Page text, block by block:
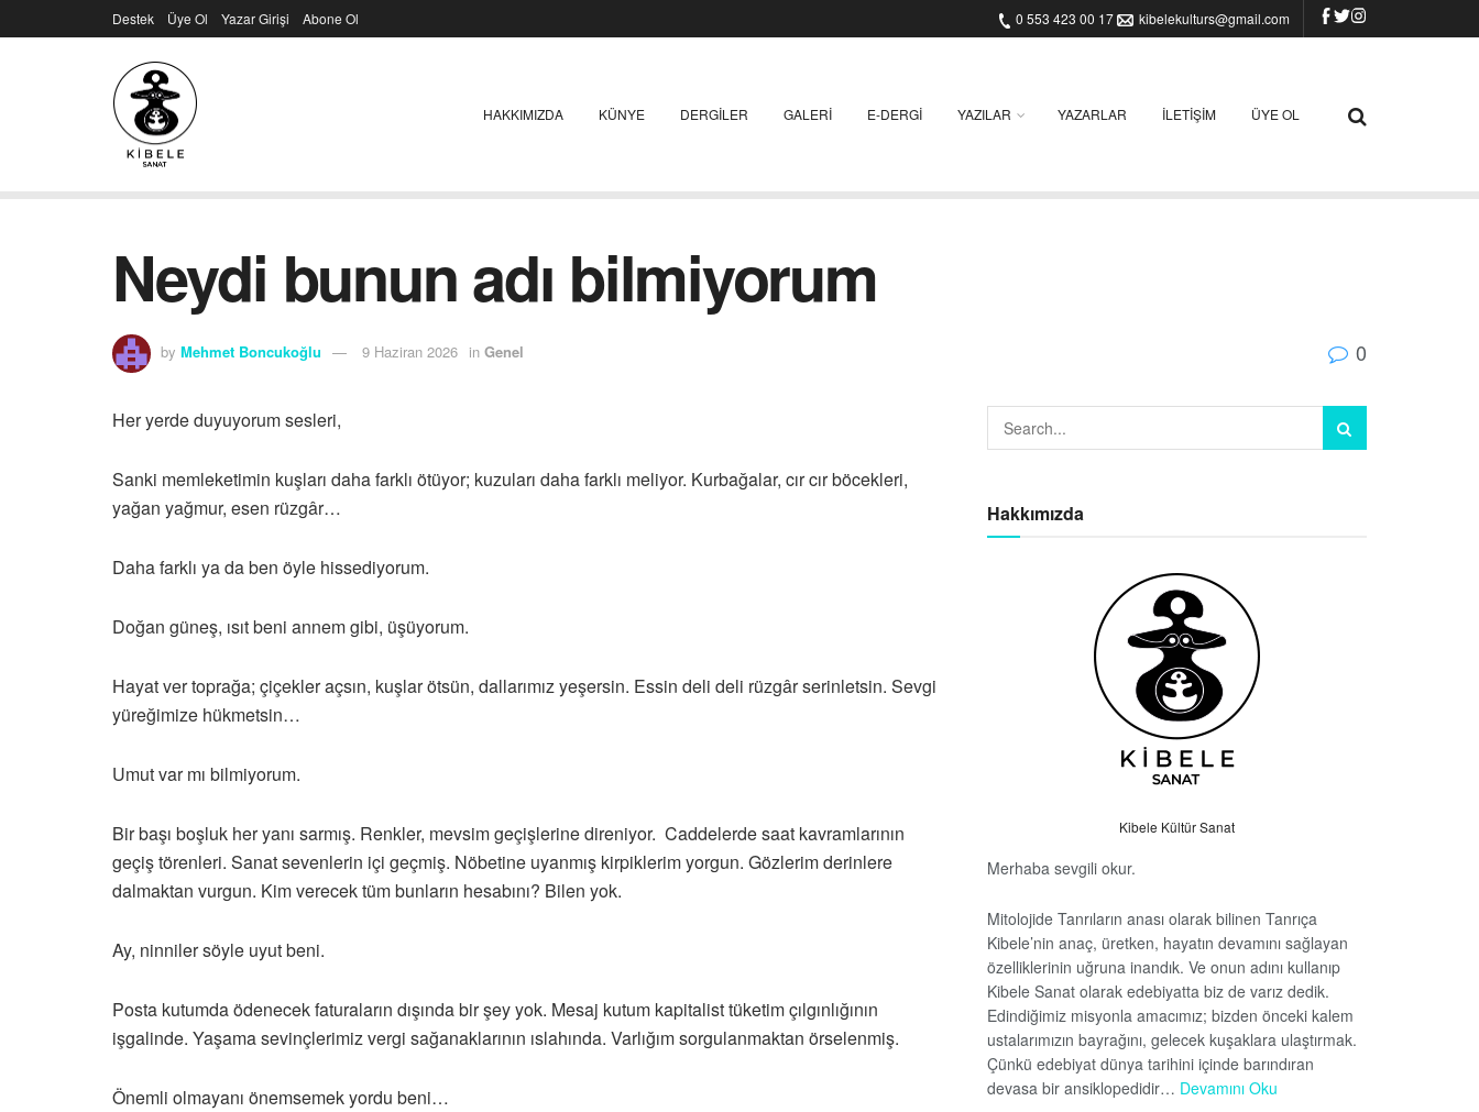
Destek Üye Ol Yazar Girişi Abone Ol 0 553 423 00 17 kibelekulturs@gmail.com
HAKKIMIZDA KÜNYE DERGILER GALERI E-DERGI YAZILAR YAZARLAR İLETIŞIM ÜYE OL
Neydi bunun adı bilmiyorum
by Mehmet Boncukoğlu 9 Haziran 2026 in Genel 0
Her yerde duyuyorum sesleri,
Sanki memleketimin kuşları daha farklı ötüyor; kuzuları daha farklı meliyor. Kurbağalar, cır cır böcekleri,
yağan yağmur, esen rüzgâr…
Daha farklı ya da ben öyle hissediyorum.
Doğan güneş, ısıt beni annem gibi, üşüyorum.
Hayat ver toprağa; çiçekler açsın, kuşlar ötsün, dallarımız yeşersin. Essin deli deli rüzgâr serinletsin. Sevgi
yüreğimize hükmetsin…
Umut var mı bilmiyorum.
Bir başı boşluk her yanı sarmış. Renkler, mevsim geçişlerine direniyor. Caddelerde saat kavramlarının
geçiş törenleri. Sanat sevenlerin içi geçmiş. Nöbetine uyanmış kirpiklerim yorgun. Gözlerim derinlere
dalmaktan vurgun. Kim verecek tüm bunların hesabını? Bilen yok.
Ay, ninniler söyle uyut beni.
Posta kutumda ödenecek faturaların dışında bir şey yok. Mesaj kutum kapitalist tüketim çılgınlığının
işgalinde. Yaşama sevinçlerimiz vergi sağanaklarının ıslahında. Varlığım sorgulanmaktan örselenmiş.
Önemli olmayanı önemsemek yordu beni…
Hakkımızda
Kibele Kültür Sanat
Merhaba sevgili okur.
Mitolojide Tanrıların anası olarak bilinen Tanrıça
Kibele’nin anaç, üretken, hayatın devamını sağlayan
özelliklerinin uğruna inandık. Ve onun adını kullanıp
Kibele Sanat olarak edebiyatta biz de varız dedik.
Edindiğimiz misyonla amacımız; bizden önceki kalem
ustalarımızın bayrağını, gelecek kuşaklara ulaştırmak.
Çünkü edebiyat dünya tarihini içinde barındıran
devasa bir ansiklopedidir… Devamını Oku